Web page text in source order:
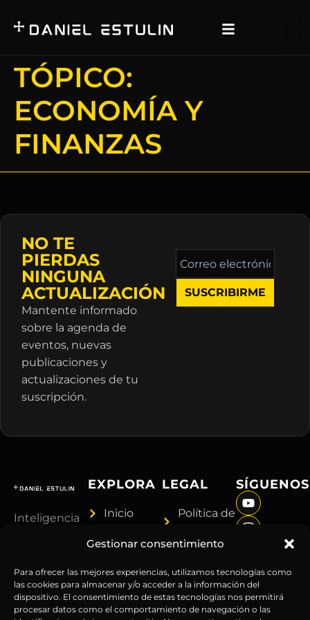
Gestionar consentimiento
Para ofrecer las mejores experiencias, utilizamos tecnologías como
las cookies para almacenar y/o acceder a la información del
dispositivo. El consentimiento de estas tecnologías nos permitirá
procesar datos como el comportamiento de navegación o las
TÓPICO:
ECONOMÍA Y
FINANZAS
NO TE
PIERDAS
NINGUNA
ACTUALIZACIÓN
Mantente informado
sobre la agenda de
eventos, nuevas
publicaciones y
actualizaciones de tu
suscripción.
Correo
electrónico
*
Inteligencia
Anticipándonos
a los
acontecimientos
EXPLORA
Inicio
Daniel
Suscripciones
Webinars
Contacto
LEGAL
Política de
Términos y
Aviso
Legal
Advertencia
SÍGUENOS